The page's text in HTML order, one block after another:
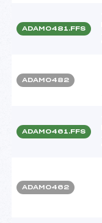
ADAM0481.FFS
ADAM0482
ADAM0461.FFS
ADAM0462